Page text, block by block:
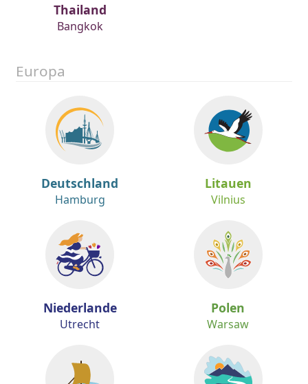
Thailand
Bangkok
Europa
Deutschland
Hamburg
Litauen
Vilnius
Niederlande
Utrecht
Polen
Warsaw